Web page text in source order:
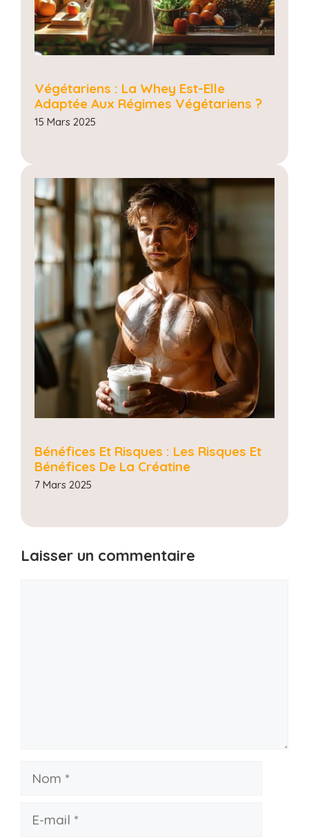
Végétariens : La Whey Est-Elle
Adaptée Aux Régimes Végétariens ?
15 Mars 2025
Bénéfices Et Risques : Les Risques Et
Bénéfices De La Créatine
7 Mars 2025
Laisser un commentaire
Nom